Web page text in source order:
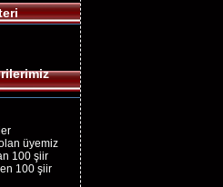
üyemiz
100 şiir
100 şiir